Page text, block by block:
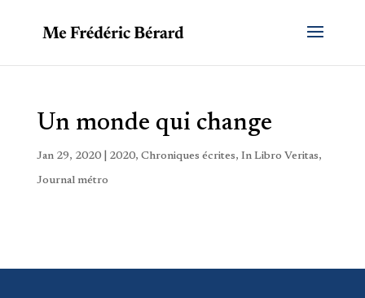
Un monde qui change
Jan 29, 2020| 2020, Chroniques écrites, In Libro Veritas,
Journal métro